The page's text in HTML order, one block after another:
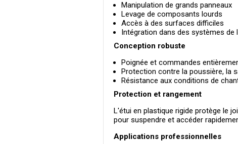
Manipulation de grands panneaux
Levage de composants lourds
Accès à des surfaces difficiles
Intégration dans des systèmes
Conception robuste
Poignée et commandes
Protection contre la poussière, la
Résistance aux conditions de
Protection et rangement
L'étui en plastique rigide protège le
pour suspendre et accéder
Applications professionnelles